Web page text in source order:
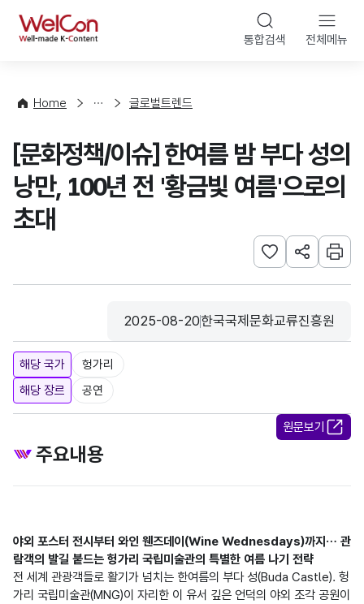
WelCon 통합검색 전체메뉴
Home
향
계
글로벌트렌드
[문화정책/이슈] 한여름 밤 부다 성의
낭만, 100년 전 '황금빛 여름'으로의
초대
관심사 등록하기
URL 공유하
인쇄
등록일
2025-08-20
수집기관
한국국제문화교류진흥원
해당 국가
헝가리
해당 장르
공연
원문보기
주요내용
야외 포스터 전시부터 와인 웬즈데이(Wine Wednesdays)까지… 관
람객의 발길 붙드는 헝가리 국립미술관의 특별한 여름 나기 전략
전 세계 관광객들로 활기가 넘치는 한여름의 부다 성(Buda Castle). 헝
가리 국립미술관(MNG)이 자리한 이 유서 깊은 언덕의 야외 조각 공원이